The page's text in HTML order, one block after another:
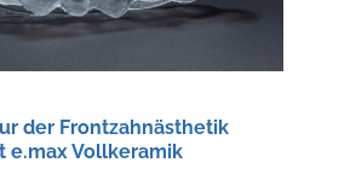
der Frontzahnästhetik
e.max Vollkeramik